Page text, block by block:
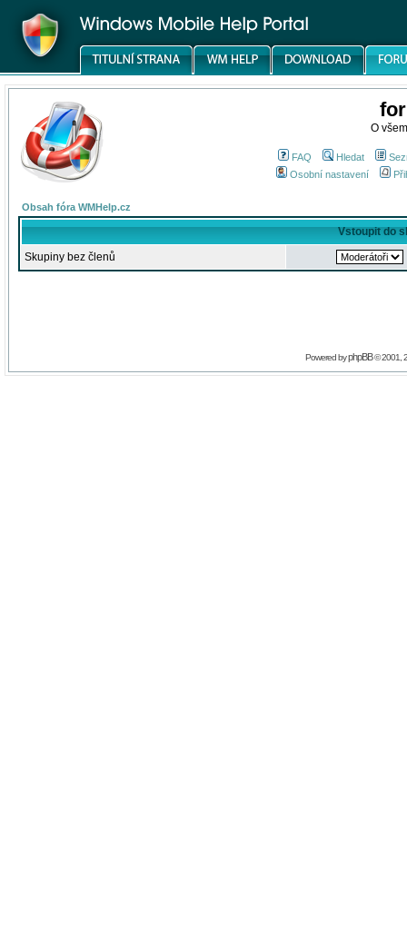
O
FAQ Hledat
Osobní nastavení
Obsah fóra WMHelp.cz
Vstoupit do
Skupiny bez členů
Powered byphpBB© 2001,